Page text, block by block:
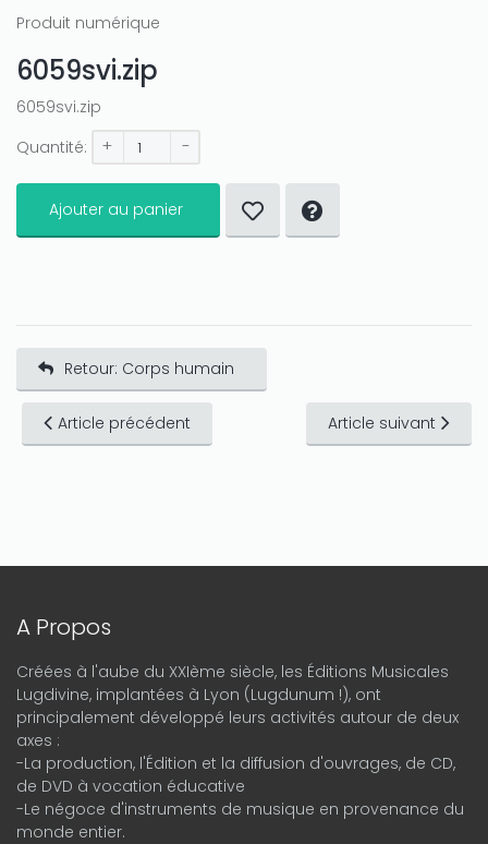
Produit numérique
6059svi.zip
6059svi.zip
Quantité:
+ -
Ajouter au panier
Retour: Corps humain
Article précédent Article suivant
A Propos
Créées à l'aube du XXIème siècle, les Éditions Musicales
Lugdivine, implantées à Lyon (Lugdunum !), ont
principalement développé leurs activités autour de deux
axes :
-La production, l'Édition et la diffusion d'ouvrages, de CD,
de DVD à vocation éducative
-Le négoce d'instruments de musique en provenance du
monde entier.